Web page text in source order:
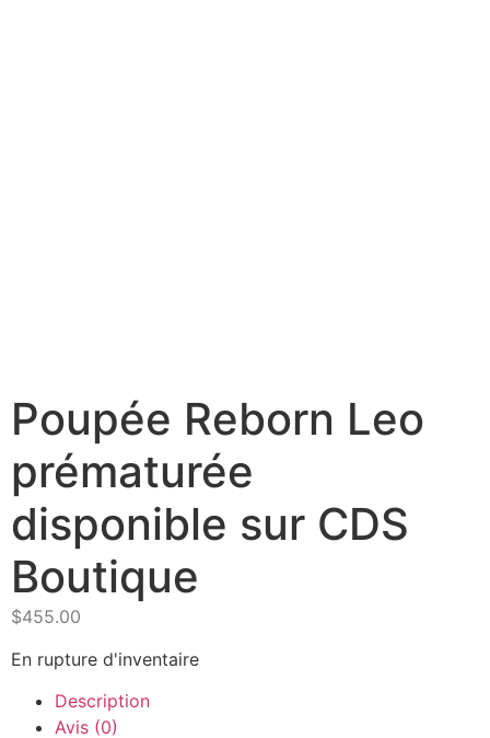
Poupée Reborn Leo
prématurée
disponible sur CDS
Boutique
$455.00
En rupture d'inventaire
Description
Avis (0)